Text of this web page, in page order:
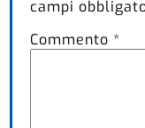
campi
Commento *